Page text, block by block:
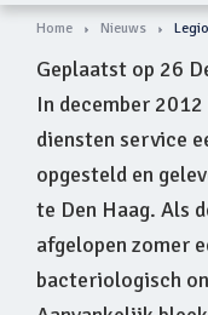
Home Nieuws
Geplaatst op 26
In december
diensten service
opgesteld en
te Den Haag. Als
afgelopen zomer
bacteriologisch